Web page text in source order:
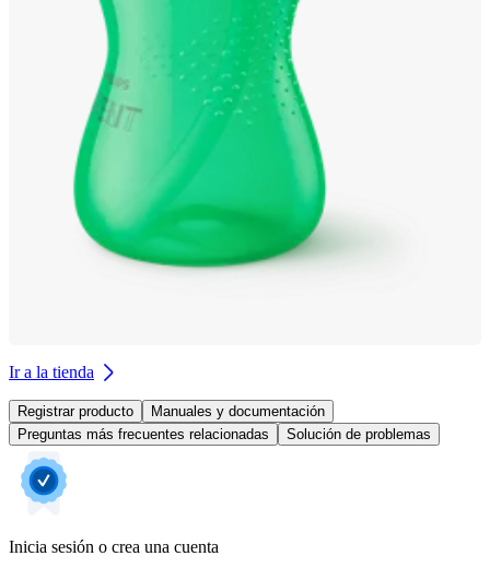
Ir a la tienda
Registrar producto
Manuales y documentación
Preguntas más frecuentes relacionadas
Solución de problemas
Inicia sesión o crea una cuenta